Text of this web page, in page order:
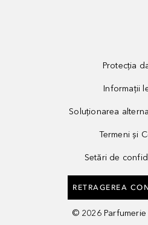
Protecția
Informații
Soluționarea
Termeni și
Setări de
RETRAGEREA
© 2026